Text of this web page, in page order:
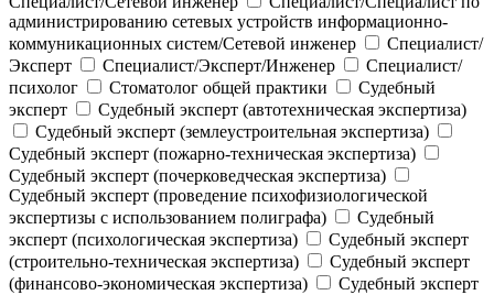
администрированию сетевых устройств информационно-
коммуникационных систем/Сетевой инженер
Специалист/
Эксперт
Специалист/Эксперт/Инженер
Специалист/
психолог
Стоматолог общей практики
Судебный
эксперт
Судебный эксперт (автотехническая экспертиза)
Судебный эксперт (землеустроительная экспертиза)
Судебный эксперт (пожарно-техническая экспертиза)
Судебный эксперт (почерковедческая экспертиза)
Судебный эксперт (проведение психофизиологической
экспертизы с использованием полиграфа)
Судебный
эксперт (психологическая экспертиза)
Судебный эксперт
(строительно-техническая экспертиза)
Судебный эксперт
(финансово-экономическая экспертиза)
Судебный эксперт